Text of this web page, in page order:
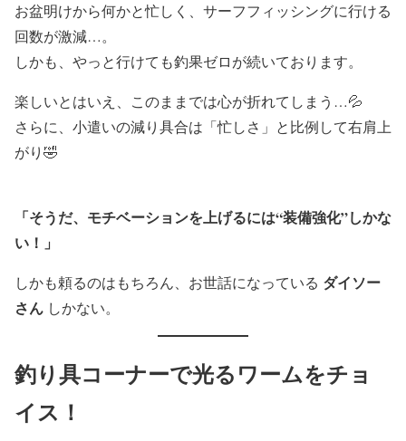
お盆明けから何かと忙しく、サーフフィッシングに行ける
回数が激減…。
しかも、やっと行けても釣果ゼロが続いております。
楽しいとはいえ、このままでは心が折れてしまう…💦
さらに、小遣いの減り具合は「忙しさ」と比例して右肩上
がり🤣
「そうだ、モチベーションを上げるには“装備強化”しかな
い！」
しかも頼るのはもちろん、お世話になっている ダイソー
さん しかない。
釣り具コーナーで光るワームをチョ
イス！